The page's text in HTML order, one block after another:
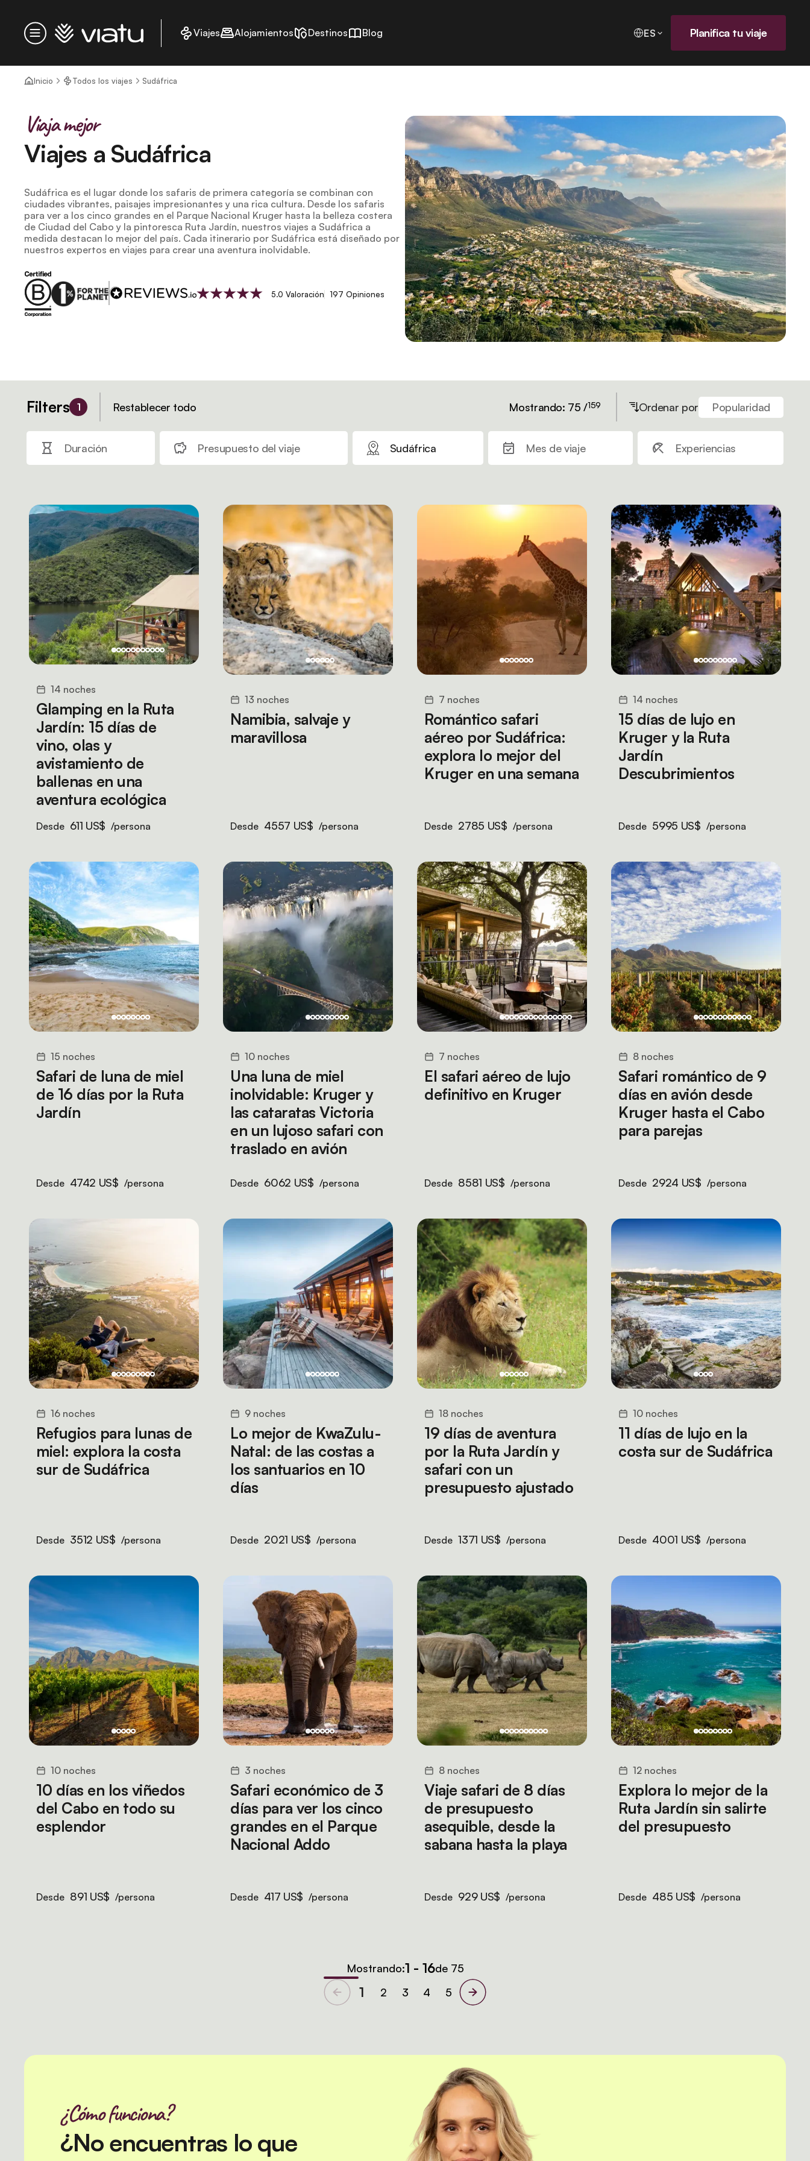
Menú
Página de inicio Viajes Alojamientos Destinos Blog ES Planifica tu viaje
Inicio Todos los viajes Sudáfrica
Viajes a Sudáfrica
Viaja mejor
Sudáfrica es el lugar donde los safaris de primera categoría se combinan con
ciudades vibrantes, paisajes impresionantes y una rica cultura. Desde los safaris
para ver a los cinco grandes en el Parque Nacional Kruger hasta la belleza costera
de Ciudad del Cabo y la pintoresca Ruta Jardín, nuestros viajes a Sudáfrica a
medida destacan lo mejor del país. Cada itinerario por Sudáfrica está diseñado por
nuestros expertos en viajes para crear una aventura inolvidable.
5.0 Valoración 197 Opiniones
Filters 1 Restablecer todo Mostrando: 75 /159 Ordenar por Popularidad
Duración Presupuesto del viaje Sudáfrica Mes de viaje Experiencias
14 noches
Glamping en la Ruta
Jardín: 15 días de
vino, olas y
avistamiento de
ballenas en una
aventura ecológica
Desde 611 US$ /persona
13 noches
Namibia, salvaje y
maravillosa
Desde 4557 US$ /persona
7 noches
Romántico safari
aéreo por Sudáfrica:
explora lo mejor del
Kruger en una semana
Desde 2785 US$ /persona
14 noches
15 días de lujo en
Kruger y la Ruta
Jardín
Descubrimientos
Desde 5995 US$ /persona
15 noches
Safari de luna de miel
de 16 días por la Ruta
Jardín
Desde 4742 US$ /persona
10 noches
Una luna de miel
inolvidable: Kruger y
las cataratas Victoria
en un lujoso safari con
traslado en avión
Desde 6062 US$ /persona
7 noches
El safari aéreo de lujo
definitivo en Kruger
Desde 8581 US$ /persona
8 noches
Safari romántico de 9
días en avión desde
Kruger hasta el Cabo
para parejas
Desde 2924 US$ /persona
16 noches
Refugios para lunas de
miel: explora la costa
sur de Sudáfrica
Desde 3512 US$ /persona
9 noches
Lo mejor de KwaZulu-
Natal: de las costas a
los santuarios en 10
días
Desde 2021 US$ /persona
18 noches
19 días de aventura
por la Ruta Jardín y
safari con un
presupuesto ajustado
Desde 1371 US$ /persona
10 noches
11 días de lujo en la
costa sur de Sudáfrica
Desde 4001 US$ /persona
10 noches
10 días en los viñedos
del Cabo en todo su
esplendor
Desde 891 US$ /persona
3 noches
Safari económico de 3
días para ver los cinco
grandes en el Parque
Nacional Addo
Desde 417 US$ /persona
8 noches
Viaje safari de 8 días
de presupuesto
asequible, desde la
sabana hasta la playa
Desde 929 US$ /persona
12 noches
Explora lo mejor de la
Ruta Jardín sin salirte
del presupuesto
Desde 485 US$ /persona
Mostrando:1 - 16de 75
1 2 3 4 5
¿Cómo funciona?
¿No encuentras lo que